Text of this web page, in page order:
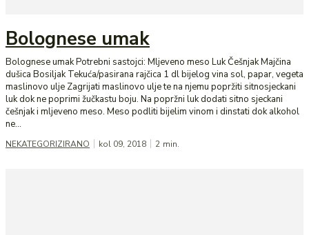
Bolognese umak
Bolognese umak Potrebni sastojci: Mljeveno meso Luk Češnjak Majčina
dušica Bosiljak Tekuća/pasirana rajčica 1 dl bijelog vina sol, papar, vegeta
maslinovo ulje Zagrijati maslinovo ulje te na njemu popržiti sitnosjeckani
luk dok ne poprimi žučkastu boju. Na popržni luk dodati sitno sjeckani
češnjak i mljeveno meso. Meso podliti bijelim vinom i dinstati dok alkohol
ne...
NEKATEGORIZIRANO kol 09, 2018 2 min.